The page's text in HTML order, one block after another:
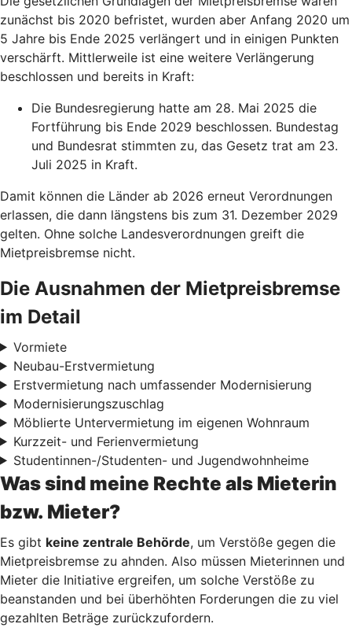
zunächst bis 2020 befristet, wurden aber Anfang 2020 um
5 Jahre bis Ende 2025 verlängert und in einigen Punkten
verschärft. Mittlerweile ist eine weitere Verlängerung
beschlossen und bereits in Kraft:
Die Bundesregierung hatte am 28. Mai 2025 die
Fortführung bis Ende 2029 beschlossen. Bundestag
und Bundesrat stimmten zu, das Gesetz trat am 23.
Juli 2025 in Kraft.
Damit können die Länder ab 2026 erneut Verordnungen
erlassen, die dann längstens bis zum 31. Dezember 2029
gelten. Ohne solche Landesverordnungen greift die
Mietpreisbremse nicht.
Die Ausnahmen der Mietpreisbremse
im Detail
Vormiete
Neubau-Erstvermietung
Erstvermietung nach umfassender Modernisierung
Modernisierungszuschlag
Möblierte Untervermietung im eigenen Wohnraum
Kurzzeit- und Ferienvermietung
Studentinnen-/Studenten- und Jugendwohnheime
Was sind meine Rechte als Mieterin
bzw. Mieter?
Es gibt keine zentrale Behörde, um Verstöße gegen die
Mietpreisbremse zu ahnden. Also müssen Mieterinnen und
Mieter die Initiative ergreifen, um solche Verstöße zu
beanstanden und bei überhöhten Forderungen die zu viel
gezahlten Beträge zurückzufordern.